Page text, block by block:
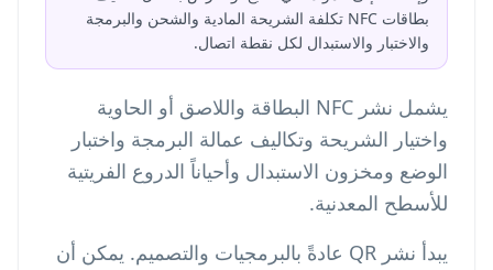
بطاقات NFC تكلفة الشريحة المادية والشحن والبرمجة
والاختبار والاستبدال لكل نقطة اتصال.
يشمل نشر NFC البطاقة واللاصق أو الحاوية
واختيار الشريحة وتكاليف عمالة البرمجة واختبار
الوضع ومخزون الاستبدال وأحياناً الدروع الفريتية
للأسطح المعدنية.
يبدأ نشر QR عادةً بالبرمجيات والتصميم. يمكن أن